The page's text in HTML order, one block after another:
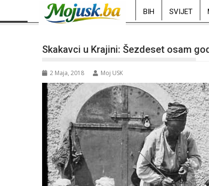
BIH SVIJET
Skakavci u Krajini: Šezdeset osam
2 Maja, 2018 Moj USK